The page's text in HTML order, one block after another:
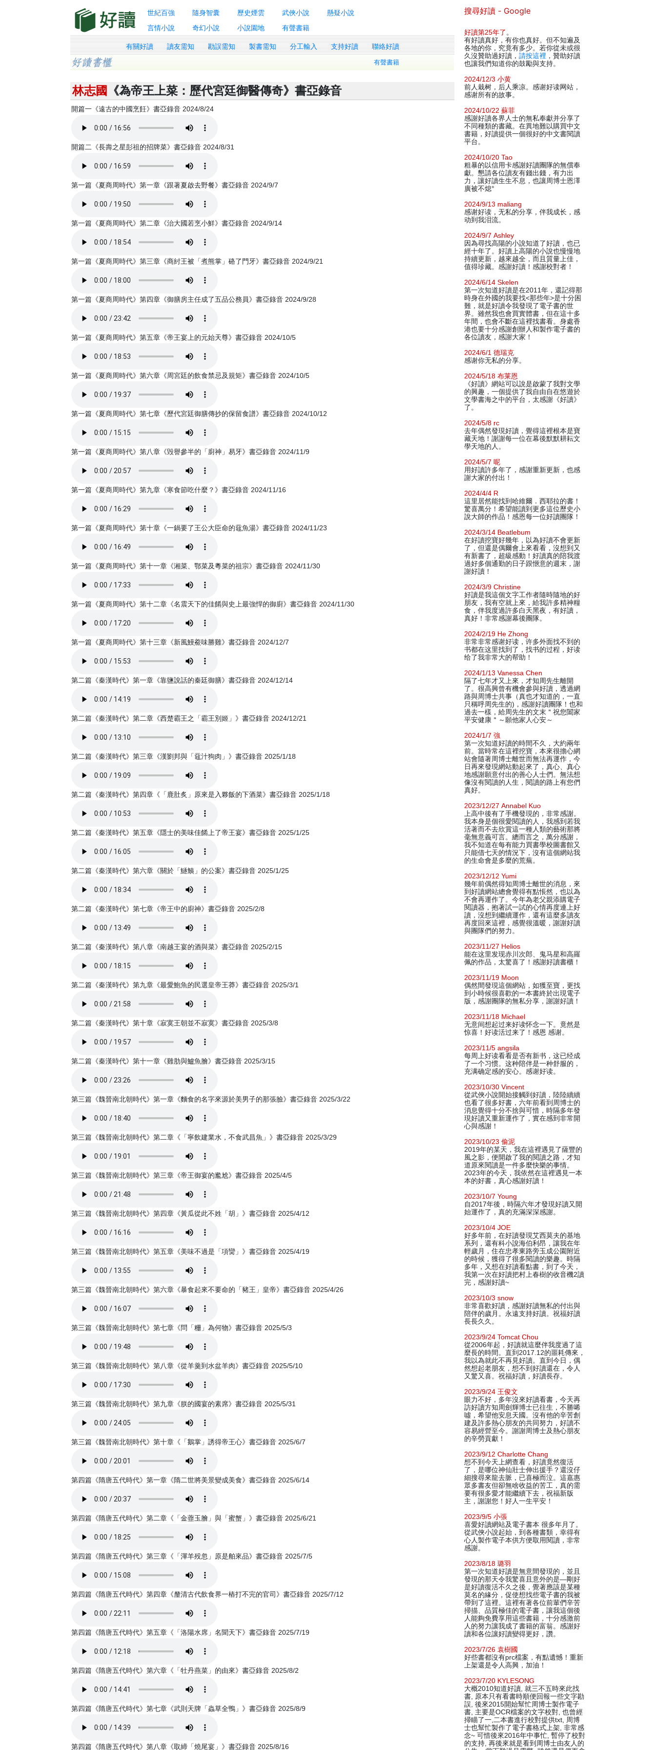
世紀百強 隨身智囊 歷史煙雲 武俠小說
懸疑小說
言情小說
奇幻小說 小說園地 有聲書籍
有關好讀 讀友需知 勘誤需知 製書需知 分工輸入 支持好讀 聯絡好讀
有聲書籍
林志國 《為帝王上菜：歷代宮廷御醫傳奇》書亞錄音
開篇一《遠古的中國烹飪》書亞錄音 2024/8/24
開篇二《長壽之星彭祖的招牌菜》書亞錄音 2024/8/31
第一篇《夏商周時代》第一章《跟著夏啟去野餐》書亞錄音 2024/9/7
第一篇《夏商周時代》第二章《治大國若烹小鮮》書亞錄音 2024/9/14
第一篇《夏商周時代》第三章《商紂王被「煮熊掌」硌了門牙》書亞錄音 2024/9/21
第一篇《夏商周時代》第四章《御膳房主任成了五品公務員》書亞錄音 2024/9/28
第一篇《夏商周時代》第五章《帝王宴上的元始天尊》書亞錄音 2024/10/5
第一篇《夏商周時代》第六章《周宮廷的飲食禁忌及規矩》書亞錄音 2024/10/5
第一篇《夏商周時代》第七章《歷代宮廷御膳傳抄的保留食譜》書亞錄音 2024/10/12
第一篇《夏商周時代》第八章《毁譽參半的「廚神」易牙》書亞錄音 2024/11/9
第一篇《夏商周時代》第九章《寒食節吃什麼？》書亞錄音 2024/11/16
第一篇《夏商周時代》第十章《一鍋要了王公大臣命的黿魚湯》書亞錄音 2024/11/23
第一篇《夏商周時代》第十一章《湘菜、鄂菜及粵菜的祖宗》書亞錄音 2024/11/30
第一篇《夏商周時代》第十二章《名震天下的佳餚與史上最強悍的御廚》書亞錄音 2024/11/30
第一篇《夏商周時代》第十三章《新風鰻鯗味勝雞》書亞錄音 2024/12/7
第二篇《秦漢時代》第一章《靠鹽說話的秦廷御膳》書亞錄音 2024/12/14
第二篇《秦漢時代》第二章《西楚霸王之「霸王別姬」》書亞錄音 2024/12/21
第二篇《秦漢時代》第三章《漢劉邦與「黿汁狗肉」》書亞錄音 2025/1/18
第二篇《秦漢時代》第四章《「鹿肚炙」原來是入夥飯的下酒菜》書亞錄音 2025/1/18
第二篇《秦漢時代》第五章《隱士的美味佳餚上了帝王宴》書亞錄音 2025/1/25
第二篇《秦漢時代》第六章《關於「鱁鮧」的公案》書亞錄音 2025/1/25
第二篇《秦漢時代》第七章《帝王中的廚神》書亞錄音 2025/2/8
第二篇《秦漢時代》第八章《南越王宴的酒與菜》書亞錄音 2025/2/15
第二篇《秦漢時代》第九章《最愛鮑魚的民選皇帝王莽》書亞錄音 2025/3/1
第二篇《秦漢時代》第十章《寂寞王朝並不寂寞》書亞錄音 2025/3/8
第二篇《秦漢時代》第十一章《雞肋與鱸魚膾》書亞錄音 2025/3/15
第三篇《魏晉南北朝時代》第一章《麵食的名字來源於美男子的那張臉》書亞錄音 2025/3/22
第三篇《魏晉南北朝時代》第二章《「寧飲建業水，不食武昌魚」》書亞錄音 2025/3/29
第三篇《魏晉南北朝時代》第三章《帝王御宴的尷尬》書亞錄音 2025/4/5
第三篇《魏晉南北朝時代》第四章《黃瓜從此不姓「胡」》書亞錄音 2025/4/12
第三篇《魏晉南北朝時代》第五章《美味不過是「項臠」》書亞錄音 2025/4/19
第三篇《魏晉南北朝時代》第六章《暴食起來不要命的「豬王」皇帝》書亞錄音 2025/4/26
第三篇《魏晉南北朝時代》第七章《問「粣」為何物》書亞錄音 2025/5/3
第三篇《魏晉南北朝時代》第八章《從羊羹到水盆羊肉》書亞錄音 2025/5/10
第三篇《魏晉南北朝時代》第九章《朕的國宴的素席》書亞錄音 2025/5/31
第三篇《魏晉南北朝時代》第十章《「鵝掌」誘得帝王心》書亞錄音 2025/6/7
第四篇《隋唐五代時代》第一章《隋二世將美景變成美食》書亞錄音 2025/6/14
第四篇《隋唐五代時代》第二章《「金虀玉膾」與「蜜蟹」》書亞錄音 2025/6/21
第四篇《隋唐五代時代》第三章《「渾羊殁忽」原是舶來品》書亞錄音 2025/7/5
第四篇《隋唐五代時代》第四章《釐清古代飲食界一樁打不完的官司》書亞錄音 2025/7/12
第四篇《隋唐五代時代》第五章《「洛陽水席」名聞天下》書亞錄音 2025/7/19
第四篇《隋唐五代時代》第六章《「牡丹燕菜」的由來》書亞錄音 2025/8/2
第四篇《隋唐五代時代》第七章《武則天牌「蟲草全鴨」》書亞錄音 2025/8/9
第四篇《隋唐五代時代》第八章《取締「燒尾宴」》書亞錄音 2025/8/16
搜尋好讀 - Google
好讀第25年了 。
有好讀真好，有你也真好。但不知遍及
各地的你，究竟有多少。若你從未或很
久沒贊助過好讀， 請按這裡 ，贊助好讀
也讓我們知道你的鼓勵與支持。
2024/12/3 小黄
前人栽树，后人乘凉。感谢好读网站，
感谢所有的故事。
2024/10/22 蘇菲
感謝好讀各界人士的無私奉獻并分享了
不同種類的書藏。在異地難以購買中文
書籍，好讀提供一個很好的中文書閱讀
平台。
2024/10/20 Tao
粗暴的以信用卡感謝好讀團隊的無償奉
獻。懇請各位讀友有錢出錢，有力出
力，讓好讀生生不息，也讓周博士恩澤
廣被不熄°
2024/9/13 maliang
感谢好读，无私的分享，伴我成长，感
动到我泪流。
2024/9/7 Ashley
因為尋找高陽的小說知道了好讀，也已
經十年了。好讀上高陽的小說也慢慢地
持續更新，越來越全，而且質量上佳，
值得珍藏。感謝好讀！感謝校對者！
2024/6/14 Skelen
第一次知道好讀是在2011年，還記得那
時身在外國的我要找<那些年>是十分困
難，就是好讀令我發現了電子書的世
界。雖然我也會買實體書，但在這十多
年間，也會不斷在這裡找書看。身處香
港也要十分感謝創辦人和製作電子書的
各位讀友，感謝大家！
2024/6/1 德瑞克
感谢你无私的分享。
2024/5/18 布莱恩
《好讀》網站可以說是啟蒙了我對文學
的興趣，一個提供了我自由自在悠遊於
文學書海之中的平台，太感謝《好讀》
了。
2024/5/8 rc
去年偶然發現好讀，覺得這裡根本是寶
藏天地！謝謝每一位在幕後默默耕耘文
學天地的人。
2024/5/7 呢
用好讀許多年了，感謝重新更新，也感
謝大家的付出！
2024/4/4 R
這里居然能找到哈維爾．西耶拉的書！
驚喜萬分！希望能讀到更多這位歷史小
說大師的作品！感恩每一位好讀團隊！
2024/3/14 Beatlebum
在好讀挖寶好幾年，以為好讀不會更新
了，但還是偶爾會上來看看，沒想到又
有新書了，超級感動！好讀真的陪我渡
過好多個通勤的日子跟愜意的週末，謝
謝好讀！
2024/3/9 Christine
好讀是我這個文字工作者隨時隨地的好
朋友，我有空就上來，給我許多精神糧
食，伴我度過許多白天黑夜，有好讀，
真好！非常感謝幕後團隊。
2024/2/19 He Zhong
非常非常感谢好读，许多外面找不到的
书都在这里找到了，找书的过程，好读
给了我非常大的帮助！
2024/1/13 Vanessa Chen
隔了七年才又上來，才知周先生離開
了。很高興曾有機會參與好讀，透過網
路與周博士共事（真也才知道的，一直
只稱呼周先生的)，感謝好讀團隊！也和
過去一樣，給周先生的文末＂祝您闔家
平安健康＂～願他家人心安～
2024/1/7 強
第一次知道好讀的時間不久，大約兩年
前。當時常在這裡挖寶，本來很擔心網
站會隨著周博士離世而無法再運作，今
日再來發現網站動起來了，真心、真心
地感謝願意付出的善心人士們。無法想
像沒有閱讀的人生，閱讀的路上有您們
真好。
2023/12/27 Annabel Kuo
上高中後有了手機發現的，非常感謝。
我本身是個很愛閱讀的人，我感到若我
活著而不去欣賞這一種人類的藝術那將
毫無意義可言。總而言之，萬分感謝，
我不知道在每有能力買書學校圖書館又
只能借七天的情況下，沒有這個網站我
的生命會是多麼的荒蕪。
2023/12/12 Yumi
幾年前偶然得知周博士離世的消息，來
到好讀網站總會覺得有點悵然，也以為
不會再運作了。今年為老父親添購電子
閱讀器，抱著試一試的心情再度連上好
讀，沒想到繼續運作，還有這麼多讀友
再度回來這裡，感覺很溫暖，謝謝好讀
與團隊們的努力。
2023/11/27 Helios
能在这里发现赤川次郎、鬼马星和高羅
佩的作品，太驚喜了！感謝好讀書櫃！
2023/11/19 Moon
偶然間發現這個網站，如獲至寶，更找
到小時候很喜歡的一本書終於出現電子
版，感謝團隊的無私分享，謝謝好讀！
2023/11/18 Michael
无意间想起过来好读怀念一下。竟然是
惊喜！好读活过来了！感恩 感谢。
2023/11/5 angsila
每周上好读看看是否有新书，这已经成
了一个习惯。这种陪伴是一种舒服的，
充满确定感的安心。感谢好读。
2023/10/30 Vincent
從武俠小說開始接觸到好讀，陸陸續續
也看了很多好書，六年前看到周博士的
消息覺得十分不捨與可惜，時隔多年發
現好讀又重新運作了，實在感到非常開
心與感謝！
2023/10/23 偷泥
2019年的某天，我在這裡遇見了薩豐的
風之影，便開啟了我的閱讀之路，才知
道原來閱讀是一件多麼快樂的事情。
2023年的今天，我依然在這裡遇見一本
本的好書，真心感謝好讀！
2023/10/7 Young
自2017年後，時隔六年才發現好讀又開
始運作了，真的充滿深深感謝。
2023/10/4 JOE
好多年前，在好讀發現艾西莫夫的基地
系列，還有科小說海伯利昂，讓我在年
輕歲月，住在忠孝東路旁玉成公園附近
的時候，獲得了很多閱讀的樂趣。時隔
多年，又想在好讀看點書，到了今天，
我第一次在好讀把村上春樹的收音機2讀
完，感謝好讀~
2023/10/3 snow
非常喜歡好讀，感謝好讀無私的付出與
陪伴的歲月。永遠支持好讀。祝福好讀
長長久久。
2023/9/24 Tomcat Chou
從2006年起，好讀就這麼伴我度過了這
麼長的時間。直到2017.12的噩耗傳來，
我以為就此不再見好讀。直到今日，偶
然想起老朋友，想不到好讀還在，令人
又驚又喜。祝福好讀，好讀長存。
2023/9/24 王俊文
眼力不好，多年沒來好讀看書，今天再
訪好讀方知周劍輝博士已往生，不勝唏
噓，希望他安息天國。沒有他的辛苦創
建及許多熱心朋友的共同努力，好讀不
容易經營至今。謝謝周博士及熱心朋友
的辛勞貢獻！
2023/9/12 Charlotte Chang
想不到今天上網查看，好讀竟然復活
了，是哪位神仙壯士伸出援手？還沒仔
細搜尋來龍去脈，已喜極而泣。這嘉惠
眾多書友但卻無啥收益的苦工，真的需
要有很多愛才能繼續下去，祝福新版
主，謝謝您！好人一生平安！
2023/9/5 小張
喜愛好讀網站及電子書本 很多年月了。
從武俠小說起始，到各種書類，幸得有
心人製作電子本供方便取用閱讀，非常
感謝。
2023/8/18 璐羽
第一次知道好讀是無意間發現的，並且
發現的那天令我驚喜且意外的是—剛好
是好讀復活不久之後，覺著應該是某種
莫名的緣分，促使想找些電子書的我被
帶到了這裡。這裡有著各位前輩們辛苦
掃描、品質極佳的電子書，讓我這個後
人能夠免費享用這些書籍，十分感激前
人的努力讓我成了書籍的富翁。感謝好
讀和各位讓好讀變得更好，讚。
2023/7/26 袁樹國
好些書都沒有prc檔案，有點遺憾！重新
上架還是令人高興，加油！
2023/7/20 KYLESONG
大概2010知道好讀, 就三不五時來此找
書, 原本只有看書時順便回報一些文字勘
誤, 後來2015開始幫忙周博士製作電子
書, 主要是OCR檔案的文字校對, 也曾經
掃瞄了一,二本書進行校對提供txt, 周博
士也幫忙製作了電子書格式上架, 非常感
念~ 可惜後來2016年中事忙, 暫停了校對
的支持, 再後來就是看到周博士由友人的